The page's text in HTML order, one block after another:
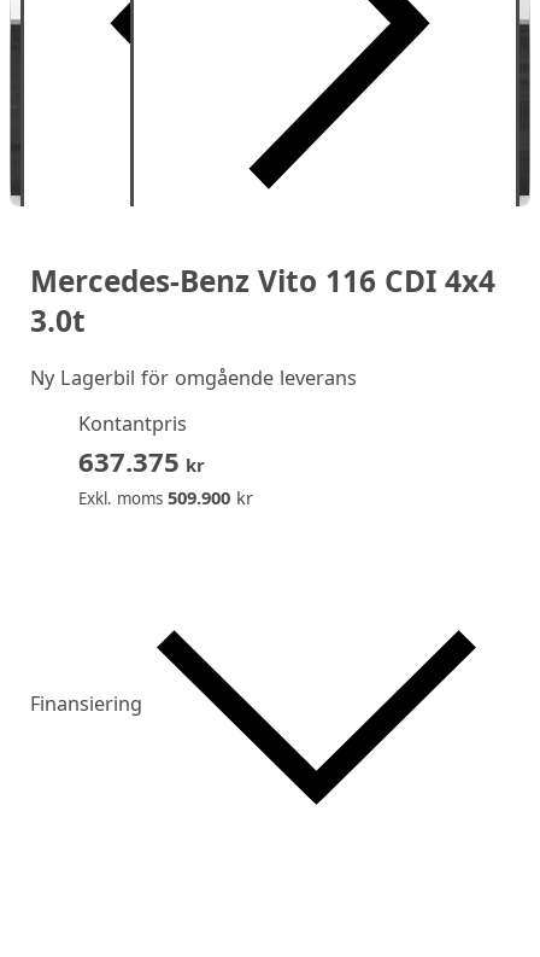
Mercedes-Benz Vito 116 CDI 4x4
3.0t
NyLagerbil för omgående leverans
Kontantpris
637.375 kr
Exkl. moms 509.900kr
Finansiering